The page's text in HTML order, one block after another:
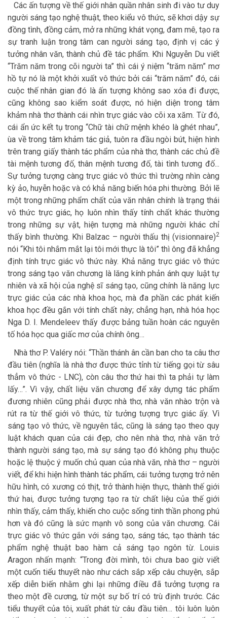
Các ấn tượng về thế giới nhân quần nhân sinh đi vào tư duy
người sáng tạo nghệ thuật, theo kiểu vô thức, sẽ khơi dậy sự
đồng tình, đồng cảm, mở ra những khát vọng, đam mê, tạo ra
sự tranh luận trong tâm can người sáng tạo, định vị các ý
tưởng nhân văn, thành chủ đề tác phẩm. Khi Nguyễn Du viết
“Trăm năm trong cõi người ta” thì cái ý niệm “trăm năm” mơ
hồ tự nó là một khởi xuất vô thức bởi cái “trăm năm” đó, cái
cuộc thế nhân gian đó là ấn tượng không sao xóa đi được,
cũng không sao kiểm soát được, nó hiện diện trong tâm
khảm nhà thơ thành cái nhìn trực giác vào cõi xa xăm. Từ đó,
cái ẩn ức kết tụ trong “Chữ tài chữ mệnh khéo là ghét nhau”,
ùa về trong tâm khảm tác giả, tuôn ra đầu ngòi bút, hiện hình
trên trang giấy thành tác phẩm của nhà thơ, thành các chủ đề
tài mệnh tương đố, thân mệnh tương đố, tài tình tương đố...
Sự tưởng tượng càng trực giác vô thức thì trường nhìn càng
kỳ ảo, huyễn hoặc và có khả năng biến hóa phi thường. Bởi lẽ
một trong những phẩm chất của văn nhân chính là trạng thái
vô thức trực giác, họ luôn nhìn thấy tính chất khác thường
trong những sự vật, hiện tượng mà những người khác chỉ
thấy bình thường. Khi Balzac – người thấu thị (visionnaire)2
nói “Khi tôi nhắm mắt lại tôi mới thực là tôi” thì ông đã khẳng
định tính trực giác vô thức này. Khả năng trực giác vô thức
trong sáng tạo văn chương là lăng kính phản ánh quy luật tự
nhiên và xã hội của nghệ sĩ sáng tạo, cũng chính là năng lực
trực giác của các nhà khoa học, mà đa phần các phát kiến
khoa học đều gắn với tính chất này; chẳng hạn, nhà hóa học
Nga D. I. Mendeleev thấy được bảng tuần hoàn các nguyên
tố hóa học qua giấc mơ của chính ông…
Nhà thơ P. Valéry nói: “Thần thánh ân cần ban cho ta câu thơ
đầu tiên (nghĩa là nhà thơ được thức tỉnh từ tiếng gọi từ sâu
thẳm vô thức - LNC), còn câu thơ thứ hai thì ta phải tự làm
lấy…”. Vì vậy, chất liệu văn chương để xây dựng tác phẩm
đương nhiên cũng phải được nhà thơ, nhà văn nhào trộn và
rút ra từ thế giới vô thức, từ tưởng tượng trực giác ấy. Vì
sáng tạo vô thức, về nguyên tắc, cũng là sáng tạo theo quy
luật khách quan của cái đẹp, cho nên nhà thơ, nhà văn trở
thành người sáng tạo, mà sự sáng tạo đó không phụ thuộc
hoặc lệ thuộc ý muốn chủ quan của nhà văn, nhà thơ – người
viết, để khi hiện hình thành tác phẩm, cái tưởng tượng trở nên
hữu hình, có xương có thịt, trở thành hiện thực, thành thế giới
thứ hai, được tưởng tượng tạo ra từ chất liệu của thế giới
nhìn thấy, cảm thấy, khiến cho cuộc sống tinh thần phong phú
hơn và đó cũng là sức mạnh vô song của văn chương. Cái
trực giác vô thức gắn với sáng tạo, sáng tác, tạo thành tác
phẩm nghệ thuật bao hàm cả sáng tạo ngôn từ. Louis
Aragon nhấn mạnh: “Trong đời mình, tôi chưa bao giờ viết
một cuốn tiểu thuyết nào như cách sắp xếp câu chuyện, sắp
xếp diễn biến nhằm ghi lại những điều đã tưởng tượng ra
theo một đề cương, từ một sự bố trí có trù định trước. Các
tiểu thuyết của tôi, xuất phát từ câu đầu tiên… tôi luôn luôn